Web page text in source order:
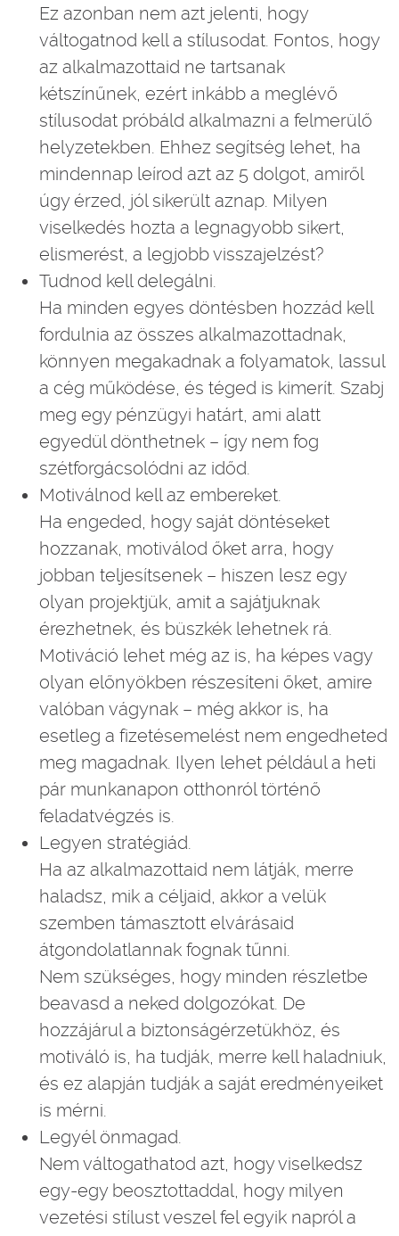
Ez azonban nem azt jelenti, hogy
váltogatnod kell a stílusodat. Fontos, hogy
az alkalmazottaid ne tartsanak
kétszínűnek, ezért inkább a meglévő
stílusodat próbáld alkalmazni a felmerülő
helyzetekben. Ehhez segítség lehet, ha
mindennap leírod azt az 5 dolgot, amiről
úgy érzed, jól sikerült aznap. Milyen
viselkedés hozta a legnagyobb sikert,
elismerést, a legjobb visszajelzést?
Tudnod kell delegálni.
Ha minden egyes döntésben hozzád kell
fordulnia az összes alkalmazottadnak,
könnyen megakadnak a folyamatok, lassul
a cég működése, és téged is kimerít. Szabj
meg egy pénzügyi határt, ami alatt
egyedül dönthetnek – így nem fog
szétforgácsolódni az időd.
Motiválnod kell az embereket.
Ha engeded, hogy saját döntéseket
hozzanak, motiválod őket arra, hogy
jobban teljesítsenek – hiszen lesz egy
olyan projektjük, amit a sajátjuknak
érezhetnek, és büszkék lehetnek rá.
Motiváció lehet még az is, ha képes vagy
olyan előnyökben részesíteni őket, amire
valóban vágynak – még akkor is, ha
esetleg a fizetésemelést nem engedheted
meg magadnak. Ilyen lehet például a heti
pár munkanapon otthonról történő
feladatvégzés is.
Legyen stratégiád.
Ha az alkalmazottaid nem látják, merre
haladsz, mik a céljaid, akkor a velük
szemben támasztott elvárásaid
átgondolatlannak fognak tűnni.
Nem szükséges, hogy minden részletbe
beavasd a neked dolgozókat. De
hozzájárul a biztonságérzetükhöz, és
motiváló is, ha tudják, merre kell haladniuk,
és ez alapján tudják a saját eredményeiket
is mérni.
Legyél önmagad.
Nem váltogathatod azt, hogy viselkedsz
egy-egy beosztottaddal, hogy milyen
vezetési stílust veszel fel egyik napról a